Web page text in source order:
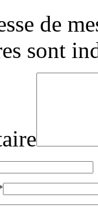
de
sont